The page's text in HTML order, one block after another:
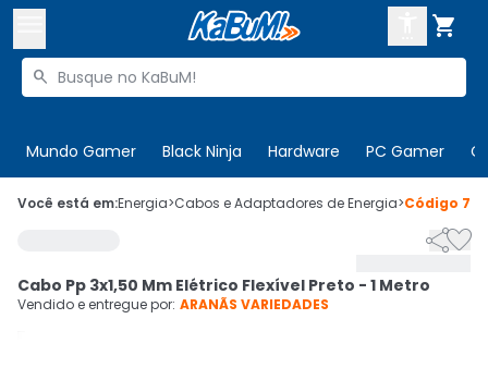

Buscar produtos

Mundo Gamer Black Ninja Hardware PC Gamer
 Olá. Acesse sua conta
Cupons
CADASTRE-SE
Você está em:Energia>Cabos e Adaptadores de Energia>Código

Cabo Pp 3x1,50 Mm Elétrico Flexível Preto - 1 Metro
Vendido e entregue por: ARANÃS VARIEDADES